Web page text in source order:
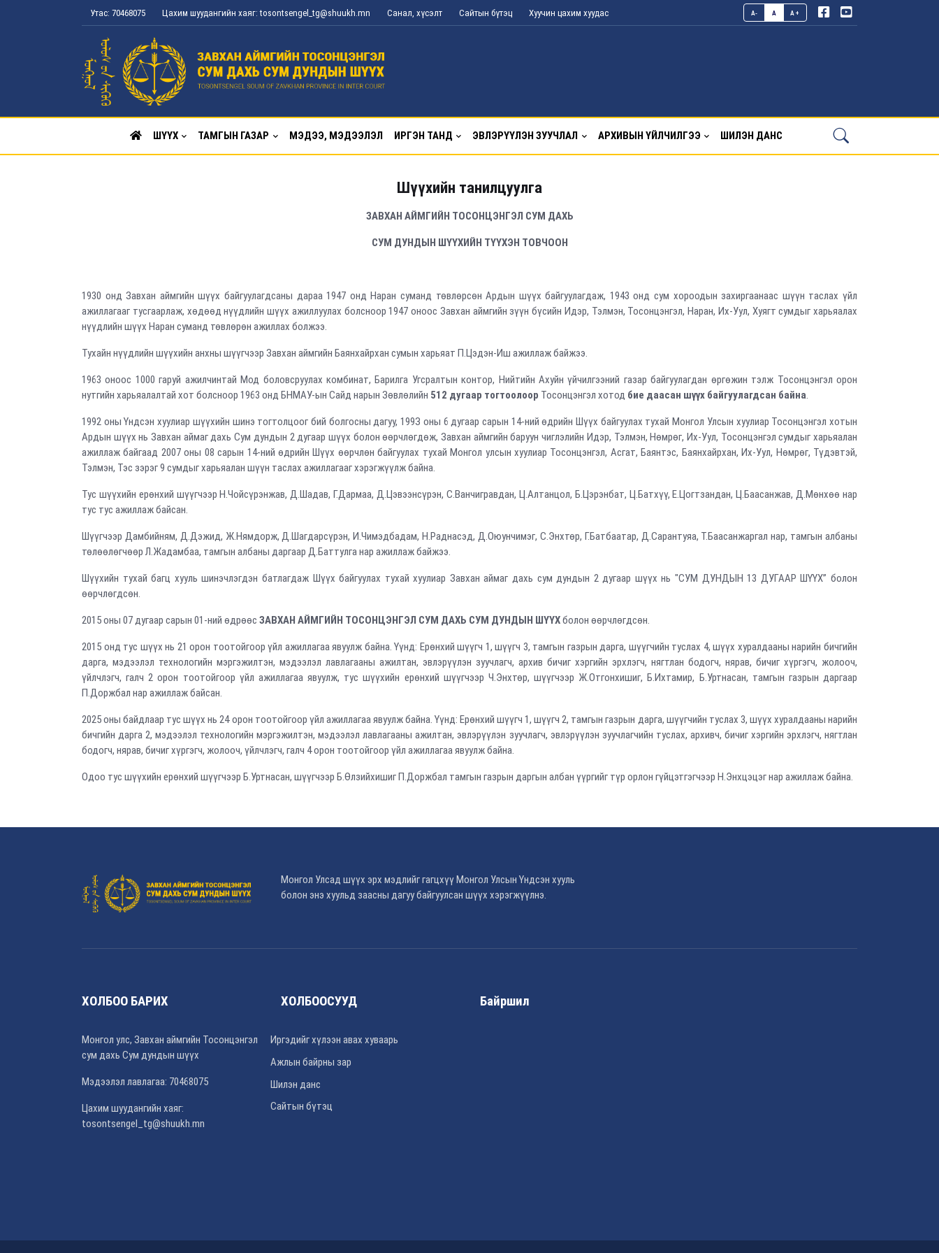
Утас: 70468075 Цахим шуудангийн хаяг: tosontsengel_tg@shuukh.mn Санал, хүсэлт Сайтын бүтэц Хуучин цахим хуудас A- A A+
ШҮҮХ ТАМГЫН ГАЗАР МЭДЭЭ, МЭДЭЭЛЭЛ ИРГЭН ТАНД ЭВЛЭРҮҮЛЭН ЗУУЧЛАЛ АРХИВЫН ҮЙЛЧИЛГЭЭ ШИЛЭН ДАНС
Шүүхийн танилцуулга
ЗАВХАН АЙМГИЙН ТОСОНЦЭНГЭЛ СУМ ДАХЬ
СУМ ДУНДЫН ШҮҮХИЙН ТҮҮХЭН ТОВЧООН
1930 онд Завхан аймгийн шүүх байгуулагдсаны дараа 1947 онд Наран суманд төвлөрсөн Ардын шүүх байгуулагдаж, 1943 онд сум хороодын захиргаанаас шүүн таслах үйл
ажиллагааг тусгаарлаж, хөдөөд нүүдлийн шүүх ажиллуулах болсноор 1947 оноос Завхан аймгийн зүүн бүсийн Идэр, Тэлмэн, Тосонцэнгэл, Наран, Их-Уул, Хуягт сумдыг харьяалах
нүүдлийн шүүх Наран суманд төвлөрөн ажиллах болжээ.
Тухайн нүүдлийн шүүхийн анхны шүүгчээр Завхан аймгийн Баянхайрхан сумын харьяат П.Цэдэн-Иш ажиллаж байжээ.
1963 оноос 1000 гаруй ажилчинтай Мод боловсруулах комбинат, Барилга Угсралтын контор, Нийтийн Ахуйн үйчилгээний газар байгуулагдан өргөжин тэлж Тосонцэнгэл орон
нутгийн харьяалалтай хот болсноор 1963 онд БНМАУ-ын Сайд нарын Зөвлөлийн 512 дугаар тогтоолоор Тосонцэнгэл хотод бие даасан шүүх байгуулагдсан байна.
1992 оны Үндсэн хуулиар шүүхийн шинэ тогтолцоог бий болгосны дагуу, 199З оны 6 дугаар сарын 14-ний өдрийн Шүүх байгуулах тухай Монгол Улсын хуулиар Тосонцэнгэл хотын
Ардын шүүх нь Завхан аймаг дахь Сум дундын 2 дугаар шүүх болон өөрчлөгдөж, Завхан аймгийн баруун чиглэлийн Идэр, Тэлмэн, Нөмрөг, Их-Уул, Тосонцэнгэл сумдыг харьяалан
ажиллаж байгаад 2007 оны 08 сарын 14-ний өдрийн Шүүх өөрчлөн байгуулах тухай Монгол улсын хуулиар Тосонцэнгэл, Асгат, Баянтэс, Баянхайрхан, Их-Уул, Нөмрөг, Түдэвтэй,
Тэлмэн, Тэс зэрэг 9 сумдыг харьяалан шүүн таслах ажиллагааг хэрэгжүүлж байна.
Тус шүүхийн ерөнхий шүүгчээр Н.Чойсүрэнжав, Д.Шадав, Г.Дармаа, Д.Цэвээнсүрэн, С.Ванчигравдан, Ц.Алтанцол, Б.Цэрэнбат, Ц.Батхүү, Е.Цогтзандан, Ц.Баасанжав, Д.Мөнхөө нар
тус тус ажиллаж байсан.
Шүүгчээр Дамбийням, Д.Дэжид, Ж.Нямдорж, Д.Шагдарсүрэн, И.Чимэдбадам, Н.Раднасэд, Д.Оюунчимэг, С.Энхтөр, Г.Батбаатар, Д.Сарантуяа, Т.Баасанжаргал нар, тамгын албаны
төлөөлөгчөөр Л.Жадамбаа, тамгын албаны даргаар Д.Баттулга нар ажиллаж байжээ.
Шүүхийн тухай багц хууль шинэчлэгдэн батлагдаж Шүүх байгуулах тухай хуулиар Завхан аймаг дахь сум дундын 2 дугаар шүүх нь "СУМ ДУНДЫН 13 ДУГААР ШҮҮХ” болон
өөрчлөгдсөн.
2015 оны 07 дугаар сарын 01-ний өдрөөс ЗАВХАН АЙМГИЙН ТОСОНЦЭНГЭЛ СУМ ДАХЬ СУМ ДУНДЫН ШҮҮХболон өөрчлөгдсөн.
2015 онд тус шүүх нь 21 орон тоотойгоор үйл ажиллагаа явуулж байна. Үүнд: Ерөнхий шүүгч 1, шүүгч 3, тамгын газрын дарга, шүүгчийн туслах 4, шүүх хуралдааны нарийн бичгийн
дарга, мэдээлэл технологийн мэргэжилтэн, мэдээлэл лавлагааны ажилтан, эвлэрүүлэн зуучлагч, архив бичиг хэргийн эрхлэгч, нягтлан бодогч, нярав, бичиг хүргэгч, жолооч,
үйлчлэгч, галч 2 орон тоотойгоор үйл ажиллагаа явуулж, тус шүүхийн ерөнхий шүүгчээр Ч.Энхтөр, шүүгчээр Ж.Отгонхишиг, Б.Ихтамир, Б.Уртнасан, тамгын газрын даргаар
П.Доржбал нар ажиллаж байсан.
2025 оны байдлаар тус шүүх нь 24 орон тоотойгоор үйл ажиллагаа явуулж байна. Үүнд: Ерөнхий шүүгч 1, шүүгч 2, тамгын газрын дарга, шүүгчийн туслах 3, шүүх хуралдааны нарийн
бичгийн дарга 2, мэдээлэл технологийн мэргэжилтэн, мэдээлэл лавлагааны ажилтан, эвлэрүүлэн зуучлагч, эвлэрүүлэн зуучлагчийн туслах, архивч, бичиг хэргийн эрхлэгч, нягтлан
бодогч, нярав, бичиг хүргэгч, жолооч, үйлчлэгч, галч 4 орон тоотойгоор үйл ажиллагаа явуулж байна.
Одоо тус шүүхийн ерөнхий шүүгчээр Б.Уртнасан, шүүгчээр Б.Өлзийхишиг П.Доржбал тамгын газрын даргын албан үүргийг түр орлон гүйцэтгэгчээр Н.Энхцэцэг нар ажиллаж байна.
Монгол Улсад шүүх эрх мэдлийг гагцхүү Монгол Улсын Үндсэн хууль
болон энэ хуульд заасны дагуу байгуулсан шүүх хэрэгжүүлнэ.
ХОЛБОО БАРИХ
Монгол улс, Завхан аймгийн Тосонцэнгэл
сум дахь Сум дундын шүүх
Мэдээлэл лавлагаа: 70468075
Цахим шуудангийн хаяг:
tosontsengel_tg@shuukh.mn
ХОЛБООСУУД
Иргэдийг хүлээн авах хуваарь
Ажлын байрны зар
Шилэн данс
Сайтын бүтэц
Байршил